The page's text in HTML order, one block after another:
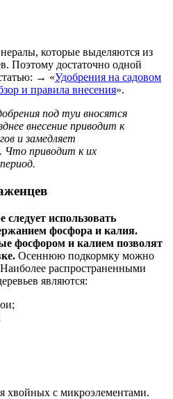
которые выделяются из
Поэтому достаточно одной
→ «Удобрения на садовом
и правила внесения».
под туи вносятся
внесение приводит к
и замедляет
Что приводит к их
следует использовать
фосфора и калия.
фосфором и калием позволят
Осеннюю подкормку можно
распространенными
являются:
хвойных с микроэлементами.